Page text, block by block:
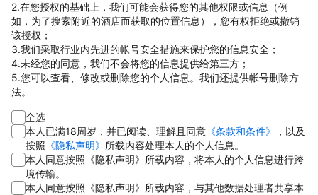
2.在您授权的基础上，我们可能会获得您的其他权限或信息（例
如，为了搜索附近的酒店而获取的位置信息），您有权拒绝或撤销
该授权；
3.我们采取行业内先进的帐号安全措施来保护您的信息安全；
4.未经您的同意，我们不会将您的信息提供给第三方；
5.您可以查看、修改或删除您的个人信息。我们还提供帐号删除方
法。
全选
本人已满18周岁，并已阅读、理解且同意 《条款和条件》
，以及
按照 《隐私声明》 所载内容处理本人的个人信息。
本人同意按照《隐私声明》所载内容，将本人的个人信息进行跨
境传输。
本人同意按照《隐私声明》所载内容，与其他数据处理者共享本